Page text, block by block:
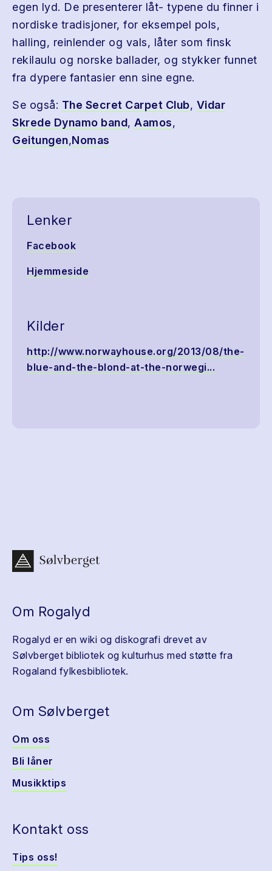
egen lyd. De presenterer låt- typene du finner i
nordiske tradisjoner, for eksempel pols,
halling, reinlender og vals, låter som finsk
rekilaulu og norske ballader, og stykker funnet
fra dypere fantasier enn sine egne.
Se også: The Secret Carpet Club, Vidar
Skrede Dynamo band, Aamos,
Geitungen,Nomas
Lenker
Facebook
Hjemmeside
Kilder
http://www.norwayhouse.org/2013/08/the-
blue-and-the-blond-at-the-norwegi...
Om Rogalyd
Rogalyd er en wiki og diskografi drevet av
Sølvberget bibliotek og kulturhus med støtte fra
Rogaland fylkesbibliotek.
Om Sølvberget
Om oss
Bli låner
Musikktips
Kontakt oss
Tips oss!